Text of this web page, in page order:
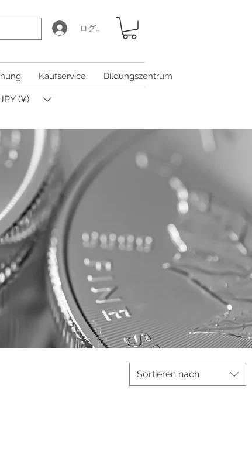
ログイン
Kaufservice Bildungszentrum
JPY (¥)
Sortieren nach